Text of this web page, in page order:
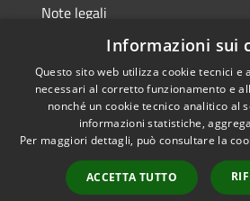
Note legali
Dichiarazione di accessibilità
RSS
Accessibilità
Informazioni sui
Questo sito web utilizza cookie tecnici
necessari al corretto funzionamento e
nonché un cookie tecnico analitico al
informazioni statistiche,
Per maggiori dettagli, può consultare la
ACCETTA TUTTO